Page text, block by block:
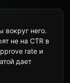
вокруг него.
не на CTR в
rate и
дает